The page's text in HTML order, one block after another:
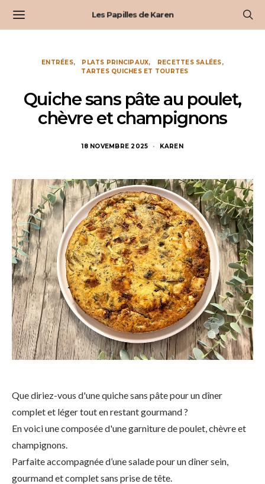
Les Papilles de Karen
ENTRÉES PLATS PRINCIPAUX
RECETTES SALÉES
TARTES QUICHES ET TOURTES
Quiche sans pâte au poulet,
chèvre et champignons
18 NOVEMBRE 2025 KAREN
Que diriez-vous d'une quiche sans pâte pour un dîner
complet et léger tout en restant gourmand ?
En voici une composée d'une garniture de poulet, chèvre et
champignons.
Parfaite accompagnée d’une salade pour un dîner sein,
gourmand et complet sans prise de tête.